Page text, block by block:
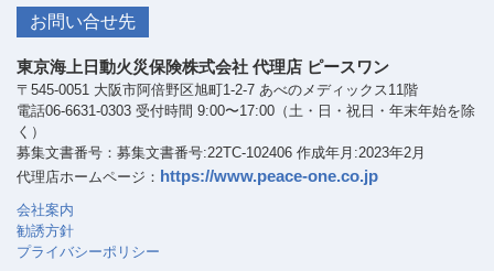
お問い合せ先
東京海上日動火災保険株式会社 代理店 ピースワン
〒545-0051 大阪市阿倍野区旭町1-2-7 あべのメディックス11階
電話06-6631-0303 受付時間 9:00〜17:00（土・日・祝日・年末年始を除
く）
募集文書番号：募集文書番号:22TC-102406 作成年月:2023年2月
代理店ホームページ： https://www.peace-one.co.jp
会社案内
勧誘方針
プライバシーポリシー